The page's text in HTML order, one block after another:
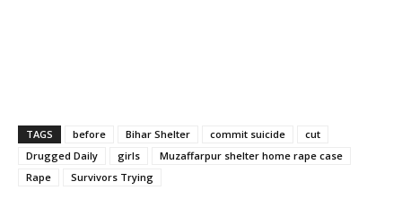
TAGS before Bihar Shelter commit suicide
cut
Drugged Daily
girls
Muzaffarpur shelter home rape case
Rape
Survivors Trying